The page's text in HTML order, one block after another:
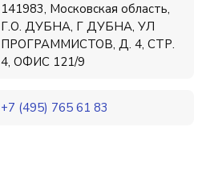
141983, Московская область,
Г.О. ДУБНА, Г ДУБНА, УЛ
ПРОГРАММИСТОВ, Д. 4, СТР.
4, ОФИС 121/9
+7 (495) 765 61 83